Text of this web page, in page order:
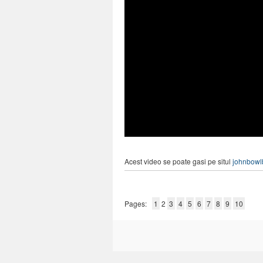
Acest video se poate gasi pe situl
Pages: 1 2 3 4 5 6 7 8 9 10